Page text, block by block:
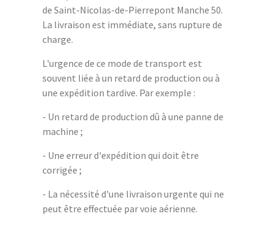
de Saint-Nicolas-de-Pierrepont Manche 50.
La livraison est immédiate, sans rupture de
charge.
L'urgence de ce mode de transport est
souvent liée à un retard de production ou à
une expédition tardive. Par exemple :
- Un retard de production dû à une panne de
machine ;
- Une erreur d'expédition qui doit être
corrigée ;
- La nécessité d'une livraison urgente qui ne
peut être effectuée par voie aérienne.